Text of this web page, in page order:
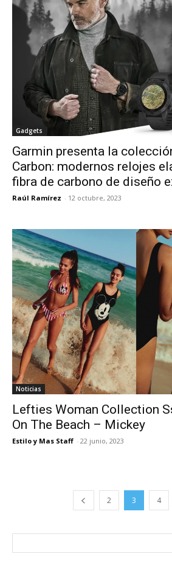
Gadgets
Garmin presenta la
Carbon: modernos relojes
fibra de carbono de diseño
Raúl Ramírez - 12 octubre, 2023
Noticias
Lefties Woman Collection
On The Beach – Mickey
Estilo y Mas Staff - 22 junio, 2023
2 3 4